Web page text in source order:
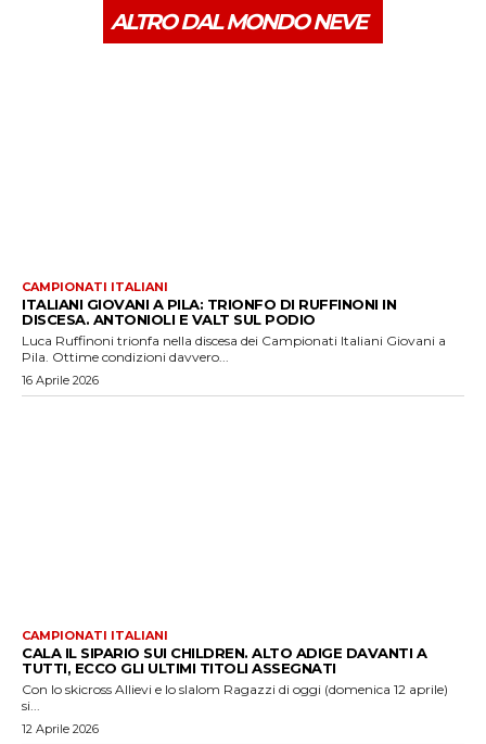
ALTRO DAL MONDO NEVE
CAMPIONATI ITALIANI
ITALIANI GIOVANI A PILA: TRIONFO DI RUFFINONI IN
DISCESA. ANTONIOLI E VALT SUL PODIO
Luca Ruffinoni trionfa nella discesa dei Campionati Italiani Giovani a
Pila. Ottime condizioni davvero...
16 Aprile 2026
CAMPIONATI ITALIANI
CALA IL SIPARIO SUI CHILDREN. ALTO ADIGE DAVANTI A
TUTTI, ECCO GLI ULTIMI TITOLI ASSEGNATI
Con lo skicross Allievi e lo slalom Ragazzi di oggi (domenica 12 aprile)
si...
12 Aprile 2026